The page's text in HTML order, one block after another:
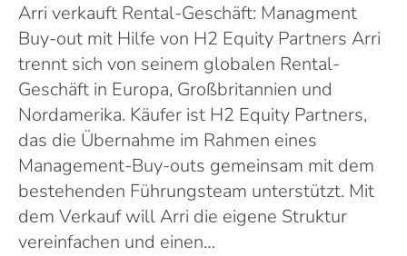
Arri verkauft Rental-Geschäft: Managment
Buy-out mit Hilfe von H2 Equity Partners Arri
trennt sich von seinem globalen Rental-
Geschäft in Europa, Großbritannien und
Nordamerika. Käufer ist H2 Equity Partners,
das die Übernahme im Rahmen eines
Management-Buy-outs gemeinsam mit dem
bestehenden Führungsteam unterstützt. Mit
dem Verkauf will Arri die eigene Struktur
vereinfachen und einen…